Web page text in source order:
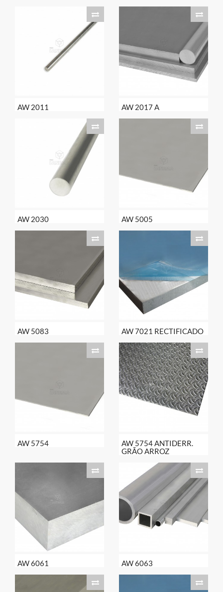
AW 2011 AW 2017 A
AW 2030 AW 5005
AW 5083 AW 7021 RECTIFICADO
AW 5754
AW 5754 ANTIDERR.
GRÃO ARROZ
AW 6061 AW 6063